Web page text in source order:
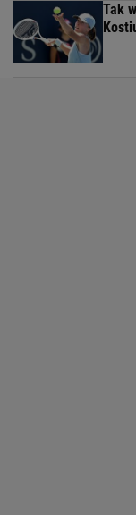
Tak